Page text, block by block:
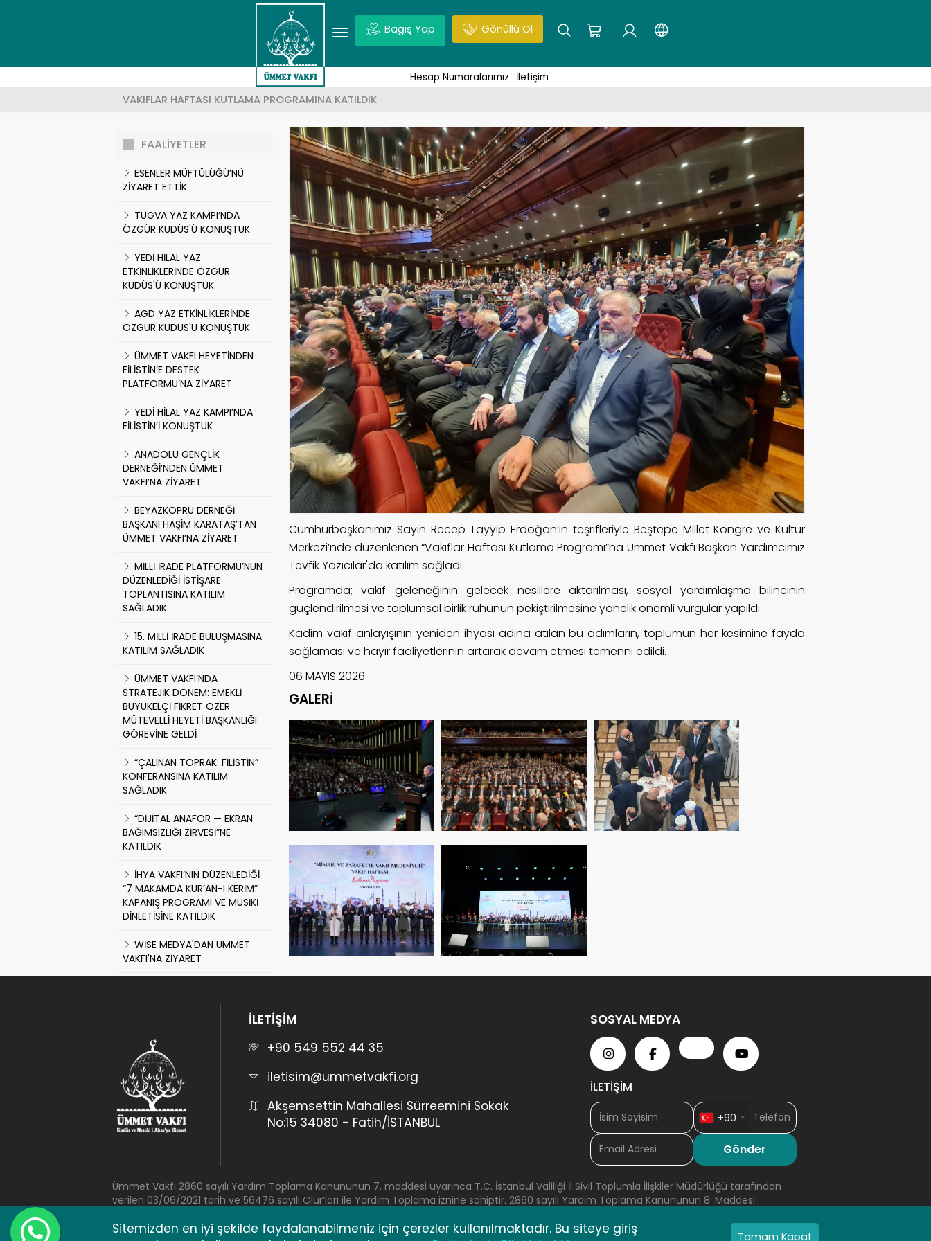
Whatsapp
| Ümmet
×
Ör: Kudüs, Vakıf Projesi, Haberler | Enter tuşuna basmayı unutmayın.
Bağış Yap Gönüllü Ol
Hesap Numaralarımız İletişim
VAKIFLAR HAFTASI KUTLAMA PROGRAMINA KATILDIK
FAALİYETLER
ESENLER MÜFTÜLÜĞÜ’NÜ
ZİYARET ETTİK
TÜGVA YAZ KAMPI’NDA
ÖZGÜR KUDÜS'Ü KONUŞTUK
YEDİ HİLAL YAZ
ETKİNLİKLERİNDE ÖZGÜR
KUDÜS'Ü KONUŞTUK
AGD YAZ ETKİNLİKLERİNDE
ÖZGÜR KUDÜS'Ü KONUŞTUK
ÜMMET VAKFI HEYETİNDEN
FİLİSTİN’E DESTEK
PLATFORMU’NA ZİYARET
YEDİ HİLAL YAZ KAMPI’NDA
FİLİSTİN’İ KONUŞTUK
ANADOLU GENÇLİK
DERNEĞİ’NDEN ÜMMET
VAKFI’NA ZİYARET
BEYAZKÖPRÜ DERNEĞİ
BAŞKANI HAŞİM KARATAŞ’TAN
ÜMMET VAKFI’NA ZİYARET
MİLLİ İRADE PLATFORMU’NUN
DÜZENLEDİĞİ İSTİŞARE
TOPLANTISINA KATILIM
SAĞLADIK
15. MİLLİ İRADE BULUŞMASINA
KATILIM SAĞLADIK
ÜMMET VAKFI’NDA
STRATEJİK DÖNEM: EMEKLİ
BÜYÜKELÇİ FİKRET ÖZER
MÜTEVELLİ HEYETİ BAŞKANLIĞI
GÖREVİNE GELDİ
“ÇALINAN TOPRAK: FİLİSTİN”
KONFERANSINA KATILIM
SAĞLADIK
“DİJİTAL ANAFOR — EKRAN
BAĞIMSIZLIĞI ZİRVESİ”NE
KATILDIK
İHYA VAKFI’NIN DÜZENLEDİĞİ
“7 MAKAMDA KUR’AN-I KERİM”
KAPANIŞ PROGRAMI VE MUSİKİ
DİNLETİSİNE KATILDIK
WİSE MEDYA'DAN ÜMMET
VAKFI'NA ZİYARET
Cumhurbaşkanımız Sayın Recep Tayyip Erdoğan’ın teşrifleriyle Beştepe Millet Kongre ve Kültür
Merkezi’nde düzenlenen “Vakıflar Haftası Kutlama Programı”na Ümmet Vakfı Başkan Yardımcımız
Tevfik Yazıcılar'da katılım sağladı.
Programda; vakıf geleneğinin gelecek nesillere aktarılması, sosyal yardımlaşma bilincinin
güçlendirilmesi ve toplumsal birlik ruhunun pekiştirilmesine yönelik önemli vurgular yapıldı.
Kadim vakıf anlayışının yeniden ihyası adına atılan bu adımların, toplumun her kesimine fayda
sağlaması ve hayır faaliyetlerinin artarak devam etmesi temenni edildi.
06 MAYIS 2026
GALERİ
İLETİŞİM
+90 549 552 44 35
iletisim@ummetvakfi.org
Akşemsettin Mahallesi Sürreemini Sokak
No:15 34080 - Fatih/İSTANBUL
SOSYAL MEDYA
İLETİŞİM
+90
Ümmet Vakfı 2860 sayılı Yardım Toplama Kanununun 7. maddesi uyarınca T.C. İstanbul Valiliği İl Sivil Toplumla İlişkiler Müdürlüğü tarafından
verilen 03/06/2021 tarih ve 56476 sayılı Olur’ları ile Yardım Toplama iznine sahiptir. 2860 sayılı Yardım Toplama Kanununun 8. Maddesi
Sitemizden en iyi şekilde faydalanabilmeniz için çerezler kullanılmaktadır. Bu siteye giriş
Tamam Kapat